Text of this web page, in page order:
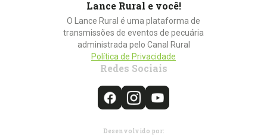
Lance Rural e você!
O Lance Rural é uma plataforma de
transmissões de eventos de pecuária
administrada pelo Canal Rural
Política de Privacidade
Redes Sociais
Desenvolvido por: